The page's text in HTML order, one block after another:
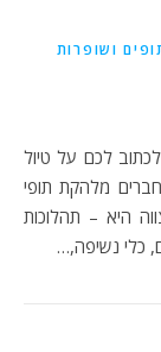
ושופרות
מלהקת תופי
היא – תהלוכות
כלי נשיפה,…